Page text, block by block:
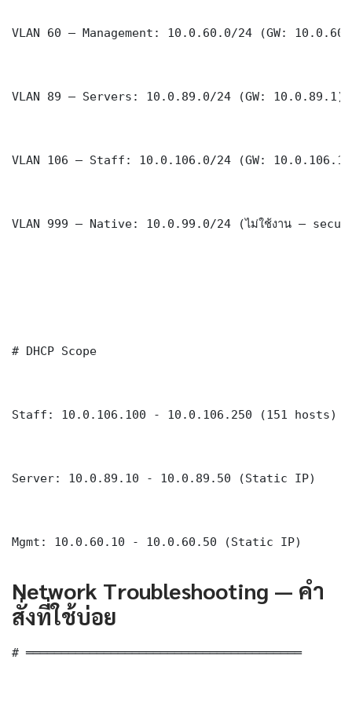
VLAN 60 — Management: 10.0.60.0/24 (GW:
VLAN 89 — Servers: 10.0.89.0/24 (GW: 10.0.89.1)
VLAN 106 — Staff: 10.0.106.0/24 (GW: 10.0.106.1)
VLAN 999 — Native: 10.0.99.0/24 (ไม่ใช้งาน —
# DHCP Scope
Staff: 10.0.106.100 - 10.0.106.250 (151 hosts)
Server: 10.0.89.10 - 10.0.89.50 (Static IP)
Mgmt: 10.0.60.10 - 10.0.60.50 (Static IP)
Network Troubleshooting — คำ
สั่งที่ใช้บ่อย
# ═══════════════════════════════════════